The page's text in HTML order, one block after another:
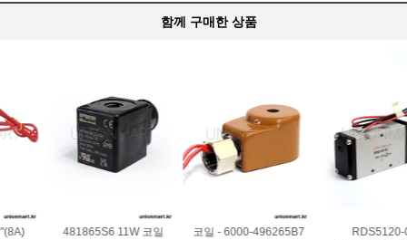
함께 구매한 상품
RDS5120-03
코일 - SB514
소켓 - DIN커넥터/4핀